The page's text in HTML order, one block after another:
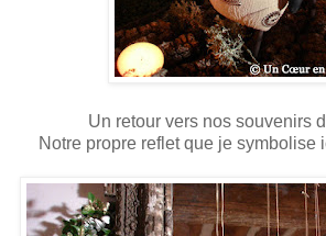
Un retour vers nos souvenirs
Notre propre reflet que je symbolise